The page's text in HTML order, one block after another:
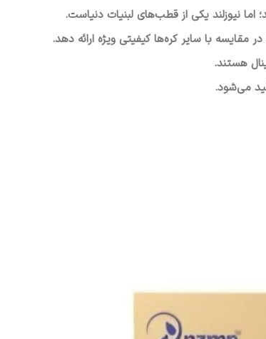
اما نیوزلند یکی از قطب‌های لبنیات دنیاست.
مقایسه با سایر کره‌ها کیفیتی ویژه ارائه دهد.
هستند.
می‌شود.